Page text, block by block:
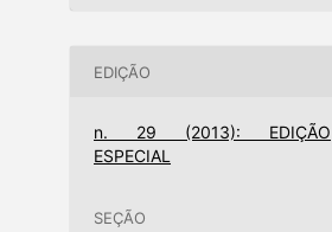
EDIÇÃO
n. 29 (2013): EDIÇÃO
ESPECIAL
SEÇÃO